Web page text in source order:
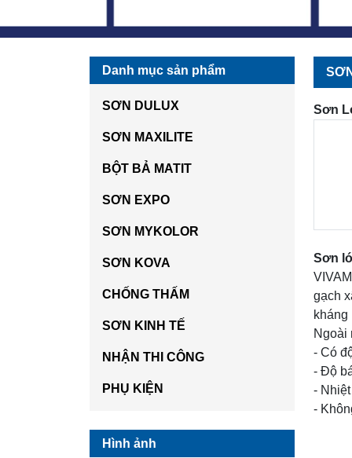
Danh mục sản phẩm
SƠN DULUX
SƠN MAXILITE
BỘT BẢ MATIT
SƠN EXPO
SƠN MYKOLOR
SƠN KOVA
CHỐNG THẤM
SƠN KINH TẾ
NHẬN THI CÔNG
PHỤ KIỆN
Hình ảnh
Sơn
Sơn
gạch
kháng
Ngoài
- Có
- Độ
-
-